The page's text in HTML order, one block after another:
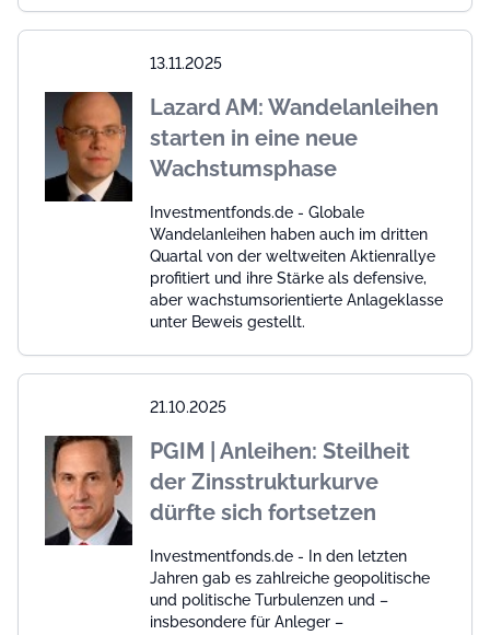
13.11.2025
Lazard AM: Wandelanleihen
starten in eine neue
Wachstumsphase
Investmentfonds.de - Globale
Wandelanleihen haben auch im dritten
Quartal von der weltweiten Aktienrallye
profitiert und ihre Stärke als defensive,
aber wachstumsorientierte Anlageklasse
unter Beweis gestellt.
21.10.2025
PGIM | Anleihen: Steilheit
der Zinsstrukturkurve
dürfte sich fortsetzen
Investmentfonds.de - In den letzten
Jahren gab es zahlreiche geopolitische
und politische Turbulenzen und –
insbesondere für Anleger –